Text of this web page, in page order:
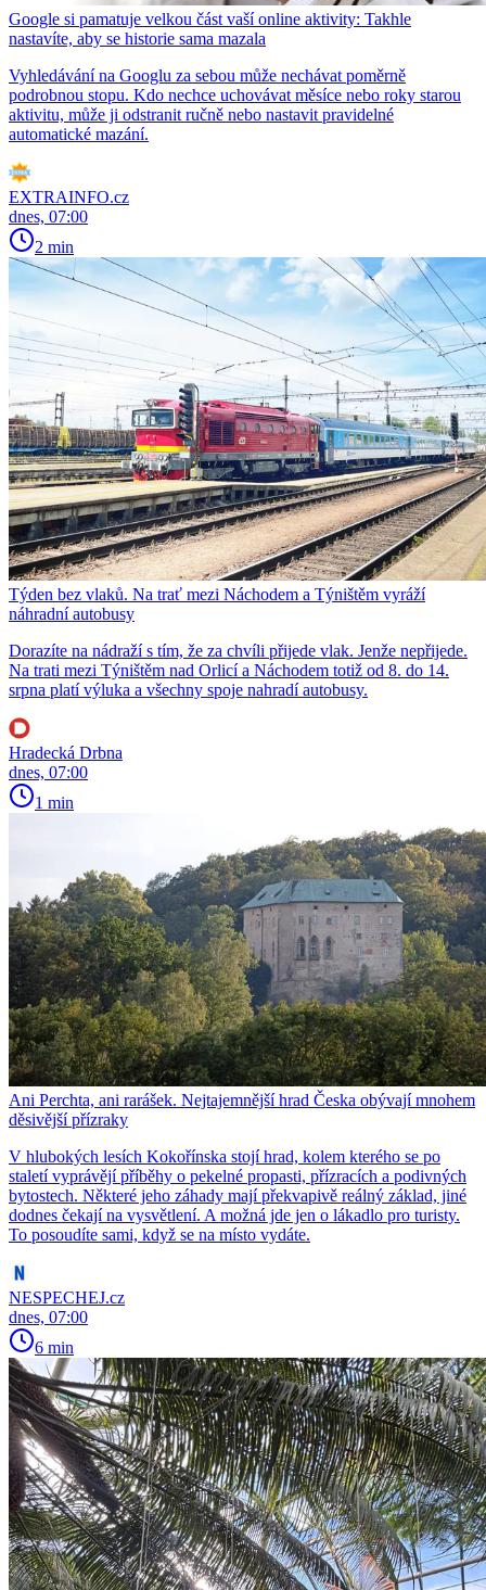
Google si pamatuje velkou část vaší online aktivity: Takhle
nastavíte, aby se historie sama mazala
Vyhledávání na Googlu za sebou může nechávat poměrně
podrobnou stopu. Kdo nechce uchovávat měsíce nebo roky starou
aktivitu, může ji odstranit ručně nebo nastavit pravidelné
automatické mazání.
EXTRAINFO.cz
dnes, 07:00
2 min
Týden bez vlaků. Na trať mezi Náchodem a Týništěm vyráží
náhradní autobusy
Dorazíte na nádraží s tím, že za chvíli přijede vlak. Jenže nepřijede.
Na trati mezi Týništěm nad Orlicí a Náchodem totiž od 8. do 14.
srpna platí výluka a všechny spoje nahradí autobusy.
Hradecká Drbna
dnes, 07:00
1 min
Ani Perchta, ani rarášek. Nejtajemnější hrad Česka obývají mnohem
děsivější přízraky
V hlubokých lesích Kokořínska stojí hrad, kolem kterého se po
staletí vyprávějí příběhy o pekelné propasti, přízracích a podivných
bytostech. Některé jeho záhady mají překvapivě reálný základ, jiné
dodnes čekají na vysvětlení. A možná jde jen o lákadlo pro turisty.
To posoudíte sami, když se na místo vydáte.
NESPECHEJ.cz
dnes, 07:00
6 min